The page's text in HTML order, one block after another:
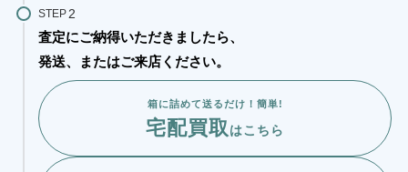
STEP
査定にご納得いただきましたら、
発送、またはご来店ください。
箱に詰めて送るだけ！簡単!
宅配買取はこちら